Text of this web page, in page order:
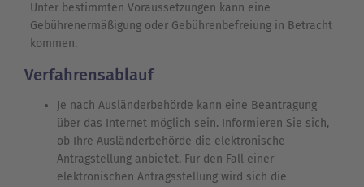
Unter bestimmten Voraussetzungen kann eine
Gebührenermäßigung oder Gebührenbefreiung in Betracht
kommen.
Verfahrensablauf
Je nach Ausländerbehörde kann eine Beantragung
über das Internet möglich sein. Informieren Sie sich,
ob Ihre Ausländerbehörde die elektronische
Antragstellung anbietet. Für den Fall einer
elektronischen Antragsstellung wird sich die